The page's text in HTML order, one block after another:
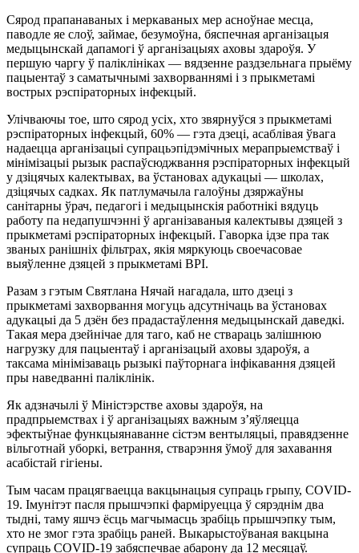
Сярод прапанаваных і меркаваных мер асноўнае месца,
паводле яе слоў, займае, безумоўна, бяспечная арганізацыя
медыцынскай дапамогі ў арганізацыях аховы здароўя. У
першую чаргу ў паліклініках — вядзенне раздзельнага прыёму
пацыентаў з саматычнымі захворваннямі і з прыкметамі
вострых рэспіраторных інфекцый.
Улічваючы тое, што сярод усіх, хто звярнуўся з прыкметамі
рэспіраторных інфекцый, 60% — гэта дзеці, асаблівая ўвага
надаецца арганізацыі супрацьэпідэмічных мерапрыемстваў і
мінімізацыі рызык распаўсюджвання рэспіраторных інфекцый
у дзіцячых калектывах, ва ўстановах адукацыі — школах,
дзіцячых садках. Як патлумачыла галоўны дзяржаўны
санітарны ўрач, педагогі і медыцынскія работнікі вядуць
работу па недапушчэнні ў арганізаваныя калектывы дзяцей з
прыкметамі рэспіраторных інфекцый. Гаворка ідзе пра так
званых ранішніх фільтрах, якія мяркуюць своечасовае
выяўленне дзяцей з прыкметамі ВРІ.
Разам з гэтым Святлана Нячай нагадала, што дзеці з
прыкметамі захворвання могуць адсутнічаць ва ўстановах
адукацыі да 5 дзён без прадастаўлення медыцынскай даведкі.
Такая мера дзейнічае для таго, каб не ствараць залішнюю
нагрузку для пацыентаў і арганізацый аховы здароўя, а
таксама мінімізаваць рызыкі паўторнага інфікавання дзяцей
пры наведванні паліклінік.
Як адзначылі ў Міністэрстве аховы здароўя, на
прадпрыемствах і ў арганізацыях важным з’яўляецца
эфектыўнае функцыянаванне сістэм вентыляцыі, правядзенне
вільготнай уборкі, ветрання, стварэння ўмоў для захавання
асабістай гігіены.
Тым часам працягваецца вакцынацыя супраць грыпу, СОVІD-
19. Імунітэт пасля прышчэпкі фарміруецца ў сярэднім два
тыдні, таму яшчэ ёсць магчымасць зрабіць прышчэпку тым,
хто не змог гэта зрабіць раней. Выкарыстоўваная вакцына
супраць СОVІD-19 забяспечвае абарону да 12 месяцаў.